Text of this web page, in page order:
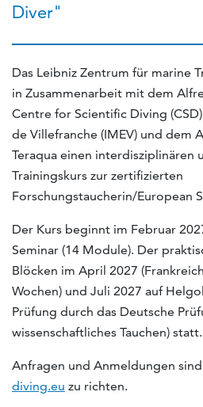
Diver"
Das Leibniz Zentrum für marine
in Zusammenarbeit mit dem
Centre for Scientific Diving
de Villefranche (IMEV) und dem
Teraqua einen interdisziplinären
Trainingskurs zur zertifizierten
Forschungstaucherin/European
Der Kurs beginnt im Februar
Seminar (14 Module). Der
Blöcken im April 2027
Wochen) und Juli 2027 auf
Prüfung durch das Deutsche
wissenschaftliches Tauchen) statt.
Anfragen und Anmeldungen sind
diving.eu zu richten.